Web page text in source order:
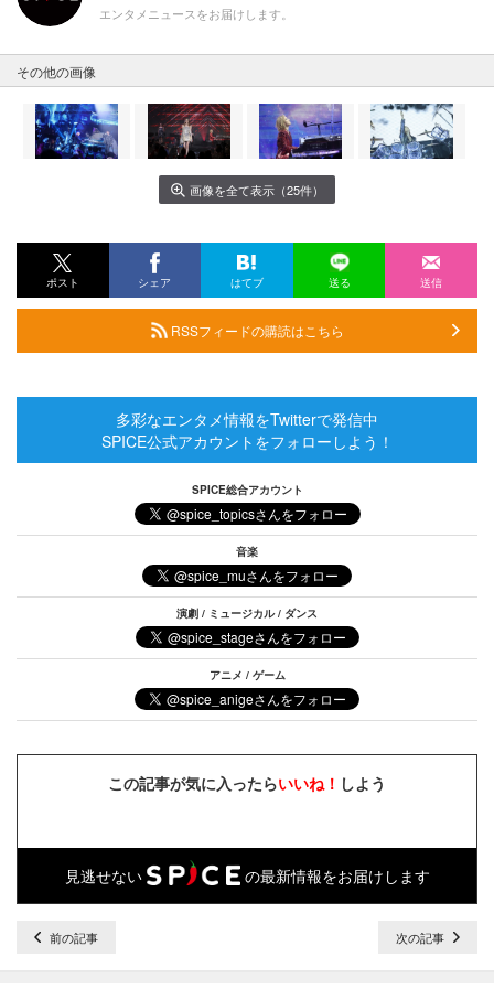
エンタメニュースをお届けします。
その他の画像
画像を全て表示（25件）
ポスト シェア はてブ 送る 送信
RSSフィードの購読はこちら
多彩なエンタメ情報をTwitterで発信中
SPICE公式アカウントをフォローしよう！
SPICE総合アカウント
音楽
演劇 / ミュージカル / ダンス
アニメ / ゲーム
この記事が気に入ったらいいね！ しよう
見逃せない の最新情報をお届けします
前の記事 次の記事